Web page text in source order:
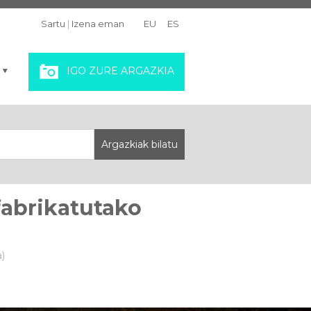
Sartu | Izena eman EU ES
IGO ZURE ARGAZKIA